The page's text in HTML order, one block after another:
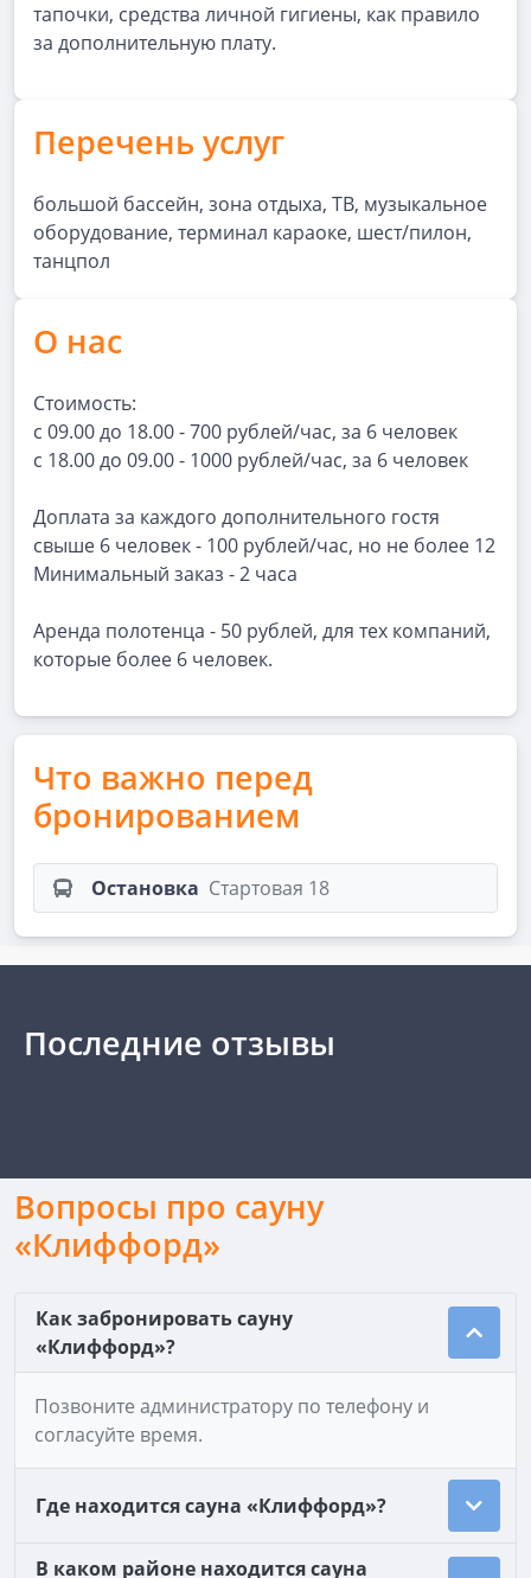
тапочки, средства личной гигиены, как правило
за дополнительную плату.
Перечень услуг
большой бассейн, зона отдыха, ТВ, музыкальное
оборудование, терминал караоке, шест/пилон,
танцпол
О нас
Стоимость:
с 09.00 до 18.00 - 700 рублей/час, за 6 человек
с 18.00 до 09.00 - 1000 рублей/час, за 6 человек
Доплата за каждого дополнительного гостя
свыше 6 человек - 100 рублей/час, но не более 12
Минимальный заказ - 2 часа
Аренда полотенца - 50 рублей, для тех компаний,
которые более 6 человек.
Что важно перед
бронированием
Остановка Стартовая 18
Последние отзывы
Вопросы про сауну
«Клиффорд»
Как забронировать сауну
«Клиффорд»?
Позвоните администратору по телефону и
согласуйте время.
Где находится сауна «Клиффорд»?
В каком районе находится сауна